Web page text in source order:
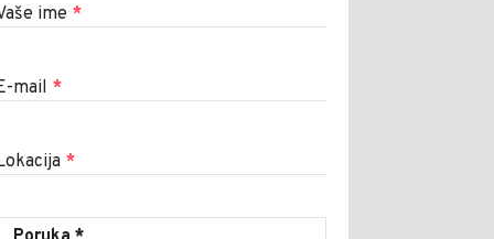
ime *
mail *
*